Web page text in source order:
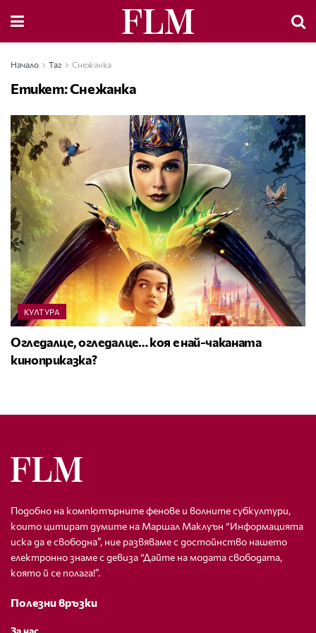
Начало Таг Снежанка
Етикет:Снежанка
КУЛТУРА
Огледалце, огледалце… коя е най-чаканата
киноприказка?
Подобно на компютърните фенове и волните субкултури,
които цитират думите на Маршал Маклуън “Информацията
иска да е свободна”, ние развяваме с достойнство нашето
електронно знаме с девиза “Дайте на модата свободата,
която й се полага!”.
Полезни връзки
За нас